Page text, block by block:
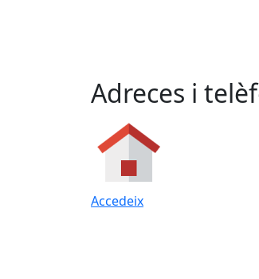
Adreces i
Accedeix